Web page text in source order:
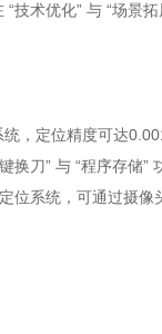
术优化” 与 “场景拓
定位精度可达
换刀” 与 “程序存储
位系统，可通过摄